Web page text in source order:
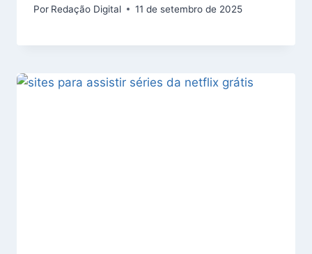
Por Redação Digital 11 de setembro de 2025